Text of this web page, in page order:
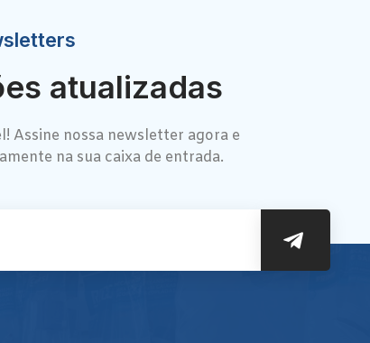
atualizadas
Assine nossa newsletter agora e
na sua caixa de entrada.